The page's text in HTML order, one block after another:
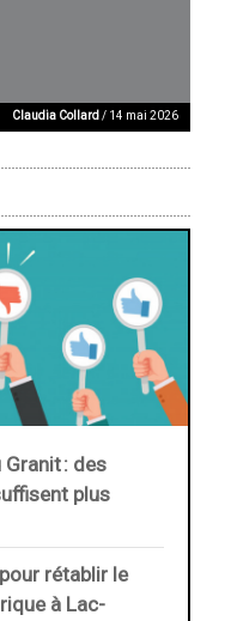
Claudia Collard/ 14 mai 2026
­Granit : des
plus
rétablir le
à Lac-